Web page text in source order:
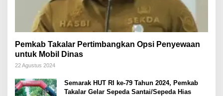
Pemkab Takalar Pertimbangkan Opsi Penyewaan
untuk Mobil Dinas
22 Agustus 2024
Semarak HUT RI ke-79 Tahun 2024, Pemkab
Takalar Gelar Sepeda Santai/Sepeda Hias